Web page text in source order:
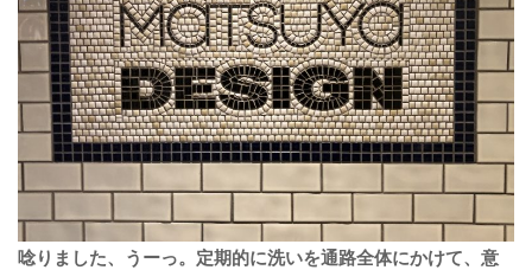
唸りました、うーっ。定期的に洗いを通路全体にかけて、意